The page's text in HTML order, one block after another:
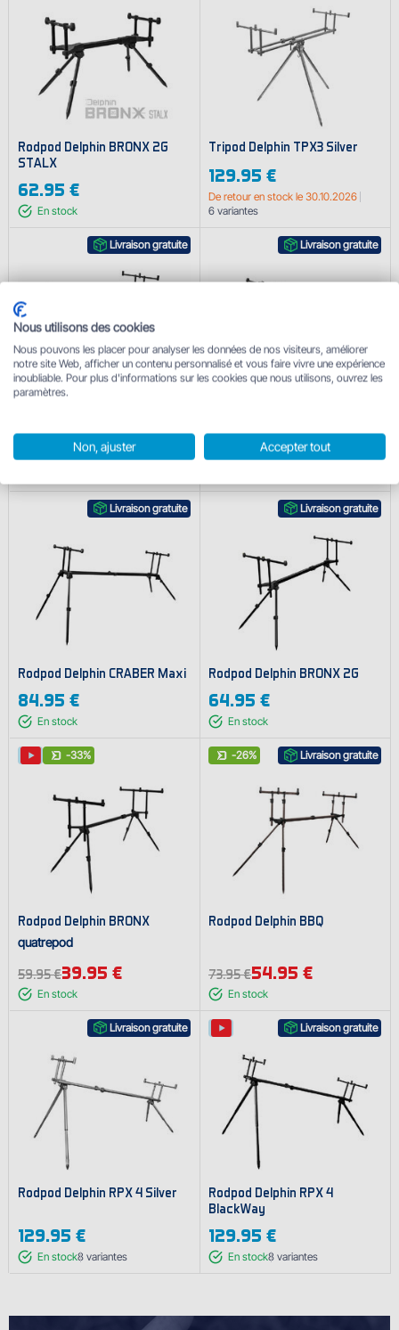
Rodpod Delphin BRONX 2G
STALX
62.95 €
En stock
Tripod Delphin TPX3 Silver
129.95 €
De retour en stock le 30.10.2026
6 variantes
Livraison gratuite
129.95 €
Livraison gratuite
72.95 €
Livraison gratuite
Rodpod Delphin CRABER Maxi
84.95 €
En stock
Livraison gratuite
Rodpod Delphin BRONX 2G
64.95 €
En stock
-33%
Rodpod Delphin BRONX
quatrepod
59.95 €39.95 €
En stock
-26% Livraison gratuite
Rodpod Delphin BBQ
73.95 €54.95 €
En stock
Livraison gratuite
Rodpod Delphin RPX 4 Silver
129.95 €
En stock8 variantes
Livraison gratuite
Rodpod Delphin RPX 4
BlackWay
129.95 €
En stock8 variantes
Nous utilisons des cookies
Nous pouvons les placer pour analyser les données de nos visiteurs, améliorer
notre site Web, afficher un contenu personnalisé et vous faire vivre une expérience
inoubliable. Pour plus d'informations sur les cookies que nous utilisons, ouvrez les
paramètres.
Non, ajuster Accepter tout